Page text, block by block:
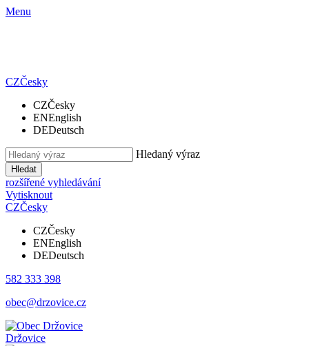
Menu
CZČesky
CZČesky
ENEnglish
DEDeutsch
Hledaný výraz
Hledat
rozšířené vyhledávání
Vytisknout
CZČesky
CZČesky
ENEnglish
DEDeutsch
582 333 398
obec@drzovice.cz
Držovice